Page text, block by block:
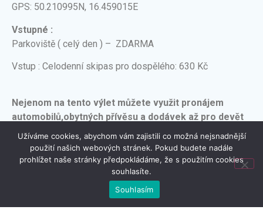
GPS: 50.210995N, 16.459015E
Vstupné :
Parkoviště ( celý den ) – ZDARMA
Vstup : Celodenní skipas pro dospělého: 630 Kč
Nejenom na tento výlet můžete využit pronájem
automobilů,obytných přívěsu a dodávek až pro devět
osob s neomezeným nájezdem kilometrů a možností
přistavením po celé ČR zdarma.
REZERVOVAT
Užíváme cookies, abychom vám zajistili co možná nejsnadnější
použití našich webových stránek. Pokud budete nadále
prohlížet naše stránky předpokládáme, že s použitím cookies
souhlasíte.
Souhlasím